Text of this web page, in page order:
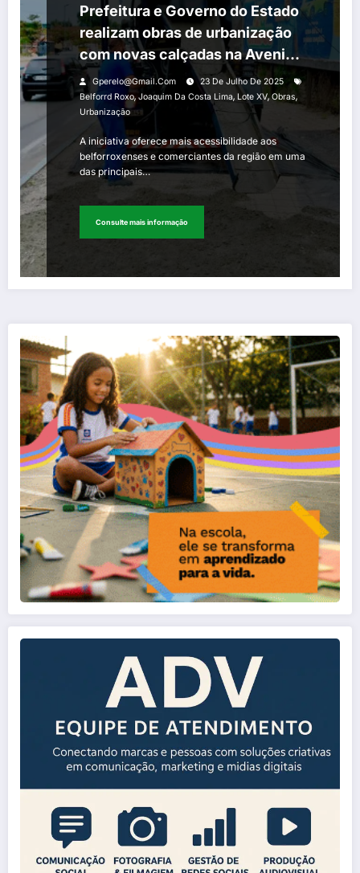
Prefeitura e Governo do Estado
realizam obras de urbanização
com novas calçadas na Avenida
Joaquim da Costa Lima
Gperelo@gmail.com
23 De Julho De 2025
Belforrd Roxo, Joaquim Da Costa Lima, Lote XV,Obras,
Urbanização
A iniciativa oferece mais acessibilidade aos
belforroxenses e comerciantes da região em uma
das principais…
Consulte mais informação